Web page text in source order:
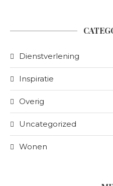
Dienstverlening
Inspiratie
Overig
Uncategorized
Wonen